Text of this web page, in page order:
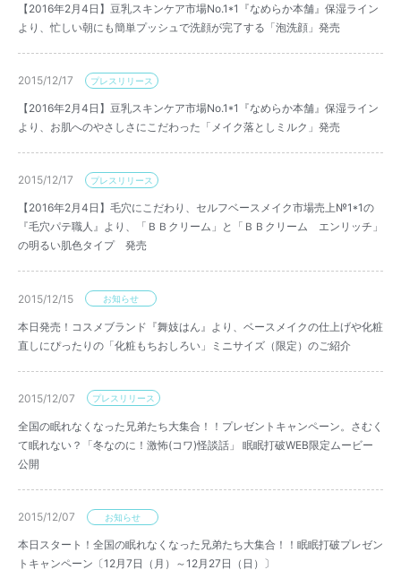
【2016年2月4日】豆乳スキンケア市場No.1*1『なめらか本舗』保湿ライン
より、忙しい朝にも簡単プッシュで洗顔が完了する「泡洗顔」発売
2015/12/17 プレスリリース
【2016年2月4日】豆乳スキンケア市場No.1*1『なめらか本舗』保湿ライン
より、お肌へのやさしさにこだわった「メイク落としミルク」発売
2015/12/17 プレスリリース
【2016年2月4日】毛穴にこだわり、セルフベースメイク市場売上№1*1の
『毛穴パテ職人』より、「ＢＢクリーム」と「ＢＢクリーム エンリッチ」
の明るい肌色タイプ 発売
2015/12/15 お知らせ
本日発売！コスメブランド『舞妓はん』より、ベースメイクの仕上げや化粧
直しにぴったりの「化粧もちおしろい」ミニサイズ（限定）のご紹介
2015/12/07 プレスリリース
全国の眠れなくなった兄弟たち大集合！！プレゼントキャンペーン。さむく
て眠れない？「冬なのに！激怖(コワ)怪談話」 眠眠打破WEB限定ムービー
公開
2015/12/07 お知らせ
本日スタート！全国の眠れなくなった兄弟たち大集合！！眠眠打破プレゼン
トキャンペーン〔12月7日（月）～12月27日（日）〕